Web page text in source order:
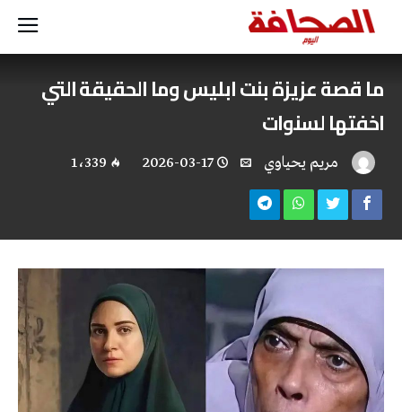
ما قصة عزيزة بنت ابليس وما الحقيقة التي
اخفتها لسنوات
مريم يحياوي 2026-03-17 1٬339